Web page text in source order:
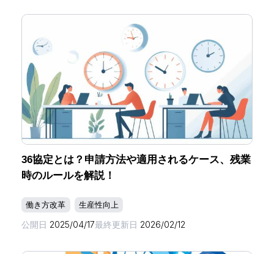
機能一覧
目的・活用シーン
料金
導入事例
コラム
36協定とは？申請方法や適用されるケース、残業
時のルールを解説！
働き方改革 生産性向上
公開日 2025/04/17最終更新日 2026/02/12